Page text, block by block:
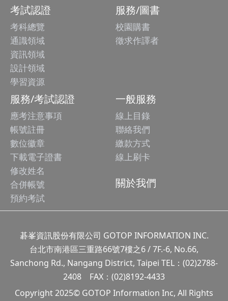
考試認證
考科總覽
通識領域
資訊領域
設計領域
學習資源
服務/圖書
校園購書
徵求作譯者
服務/考試認證
應考注意事項
帳號註冊
數位徽章
下載電子證書
修改姓名
合併帳號
預約考試
一般服務
線上目錄
聯絡我們
繳款方式
線上刷卡
關於我們
碁峯資訊股份有限公司 GOTOP INFORMATION INC.
台北市南港區三重路66號7樓之6 / 7F.-6, No.66,
Sanchong Rd., Nangang District, Taipei TEL：(02)2788-
2408 FAX：(02)8192-4433
Copyright 2025© GOTOP Information Inc, All Rights